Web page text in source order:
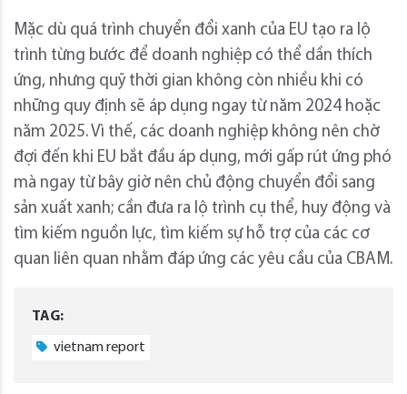
Mặc dù quá trình chuyển đổi xanh của EU tạo ra lộ
trình từng bước để doanh nghiệp có thể dần thích
ứng, nhưng quỹ thời gian không còn nhiều khi có
những quy định sẽ áp dụng ngay từ năm 2024 hoặc
năm 2025. Vì thế, các doanh nghiệp không nên chờ
đợi đến khi EU bắt đầu áp dụng, mới gấp rút ứng phó
mà ngay từ bây giờ nên chủ động chuyển đổi sang
sản xuất xanh; cần đưa ra lộ trình cụ thể, huy động và
tìm kiếm nguồn lực, tìm kiếm sự hỗ trợ của các cơ
quan liên quan nhằm đáp ứng các yêu cầu của CBAM.
TAG:
vietnam report